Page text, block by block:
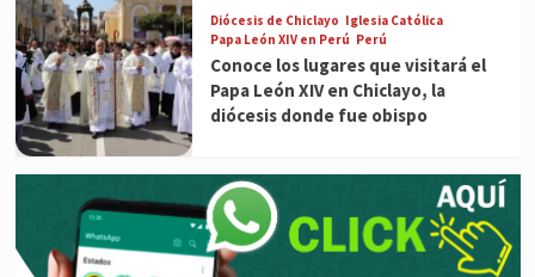
Diócesis de Chiclayo Iglesia Católica
Papa León XIV en Perú Perú
Conoce los lugares que visitará el
Papa León XIV en Chiclayo, la
diócesis donde fue obispo